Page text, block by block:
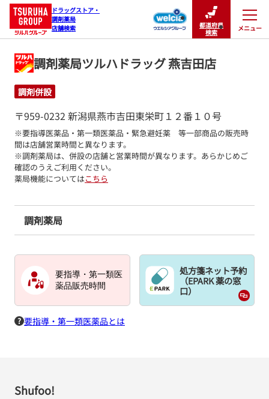
ドラッグストア・
調剤薬局
店舗検索
都道府県
検索
メニュー
閉じる
調剤薬局ツルハドラッグ 燕吉田店
調剤併設
〒959-0232 新潟県燕市吉田東栄町１２番１０号
※要指導医薬品・第一類医薬品・緊急避妊薬　等一部商品の販売時
間は店舗営業時間と異なります。
※調剤薬局は、併設の店舗と営業時間が異なります。あらかじめご
確認のうえご利用ください。
薬局機能についてはこちら
調剤薬局
要指導・第一類医
薬品販売時間
処方箋ネット予約
（EPARK 薬の窓
口）
要指導・第一類医薬品とは
Shufoo!